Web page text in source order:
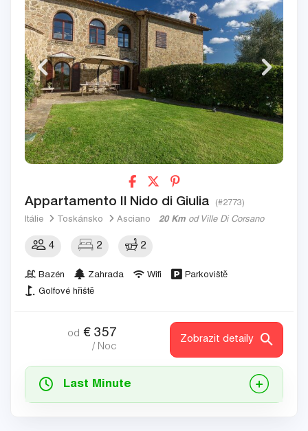
Appartamento Il Nido di Giulia (#2773)
Itálie Toskánsko Asciano 20 Km od Ville Di Corsano
4 2 2
Bazén Zahrada Wifi
Parkoviště
Golfové hřiště
od € 357
/ Noc
Zobrazit detaily
Last Minute